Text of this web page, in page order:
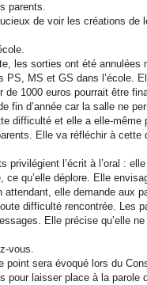
parents.
de voir les créations de
les sorties ont été annulées
PS, MS et GS dans l’école.
1000 euros pourrait être
fin d’année car la salle ne
difficulté et elle a elle-même
Elle va réfléchir à cette
l’écrit à l’oral :
qu’elle déplore. Elle
elle demande aux
difficulté rencontrée. Les
Elle précise qu’elle
vous.
sera évoqué lors du
pour laisser place à la parole